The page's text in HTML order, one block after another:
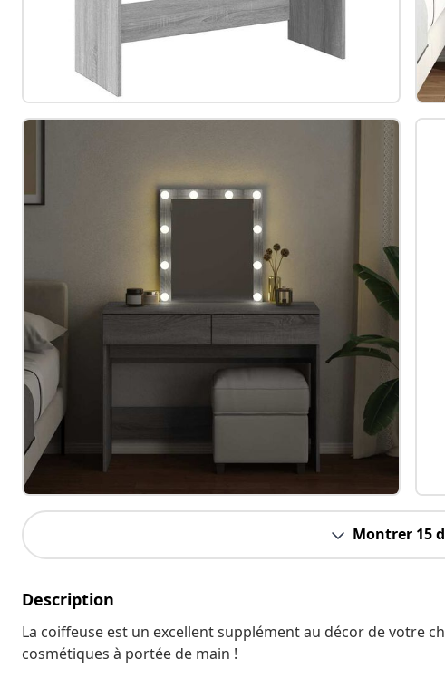
Montrer 15
Description
La coiffeuse est un excellent supplément au décor de votre
cosmétiques à portée de main !